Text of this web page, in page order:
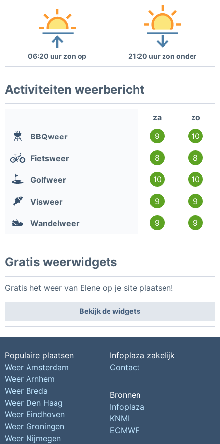
06:20 uur zon op 21:20 uur zon onder
Activiteiten weerbericht
za
zo
BBQweer
9 10
Fietsweer 8 8
Golfweer 10 10
Visweer 9 9
Wandelweer 9 9
Gratis weerwidgets
Gratis het weer van Elene op je site plaatsen!
Bekijk de widgets
Populaire plaatsen
Weer Amsterdam
Weer Arnhem
Weer Breda
Weer Den Haag
Weer Eindhoven
Weer Groningen
Weer Nijmegen
Infoplaza zakelijk
Contact
Bronnen
Infoplaza
KNMI
ECMWF